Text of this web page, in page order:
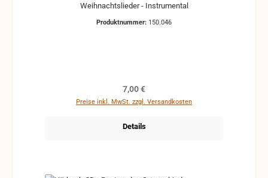
Weihnachtslieder - Instrumental
Produktnummer: 150.046
Regulärer Preis:
7,00 €
Preise inkl. MwSt. zzgl. Versandkosten
Details